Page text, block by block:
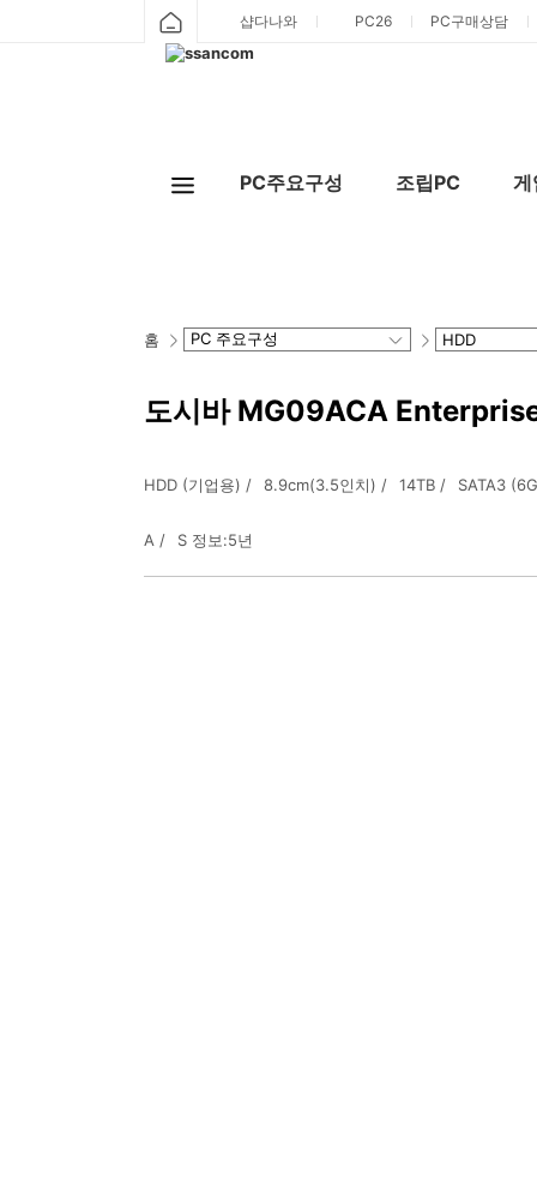
샵다나와 PC26 PC구매상담
PC주요구성 조립PC 게
홈
도시바 MG09ACA
HDD (기업용) 8.9cm(3.5인치) 14TB SATA3 (6Gb